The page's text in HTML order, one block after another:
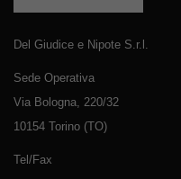
Del Giudice e Nipote S.r.l.
Sede Operativa
Via Bologna, 220/32
10154 Torino (TO)
Tel/Fax